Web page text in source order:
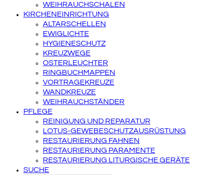
WEIHRAUCHSCHALEN
KIRCHENEINRICHTUNG
ALTARSCHELLEN
EWIGLICHTE
HYGIENESCHUTZ
KREUZWEGE
OSTERLEUCHTER
RINGBUCHMAPPEN
VORTRAGEKREUZE
WANDKREUZE
WEIHRAUCHSTÄNDER
PFLEGE
REINIGUNG UND REPARATUR
LOTUS-GEWEBESCHUTZAUSRÜSTUNG
RESTAURIERUNG FAHNEN
RESTAURIERUNG PARAMENTE
RESTAURIERUNG LITURGISCHE GERÄTE
SUCHE